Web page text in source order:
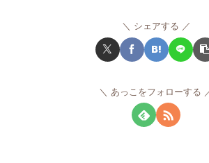
シェアする
あっこをフォローする